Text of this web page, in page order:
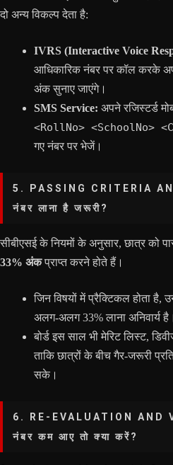
दो अन्य विकल्प देता है:
IVRS (Interactive Voice
आधिकारिक नंबर पर कॉल करके
अंक सुनाए जाएंगे।
SMS Service: अपने रजिस्टर्ड
<RollNo> <SchoolNo>
गए नंबर पर भेजें।
5. PASSING CRITERIA
नंबर लाना है जरूरी?
सीबीएसई के नियमों के अनुसार, छात्र को
33% अंकप्राप्त करने होते हैं।
जिन विषयों में प्रैक्टिकल होता है,
अलग-अलग 33% लाना अनिवार्य है।
बोर्ड इस साल भी मेरिट लिस्ट,
ताकि छात्रों के बीच गैर-जरूरी
सके।
6. RE-EVALUATION AND
नंबर कम आए तो क्या करें?